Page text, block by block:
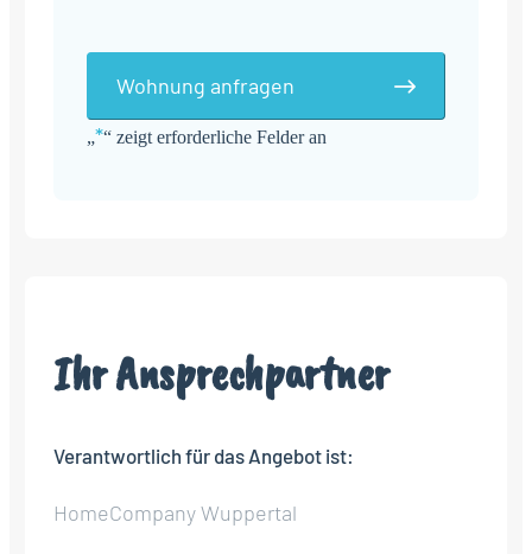
„*“ zeigt erforderliche Felder an
Wohnung anfragen
Ihr Ansprechpartner
Verantwortlich für das Angebot ist:
HomeCompany Wuppertal